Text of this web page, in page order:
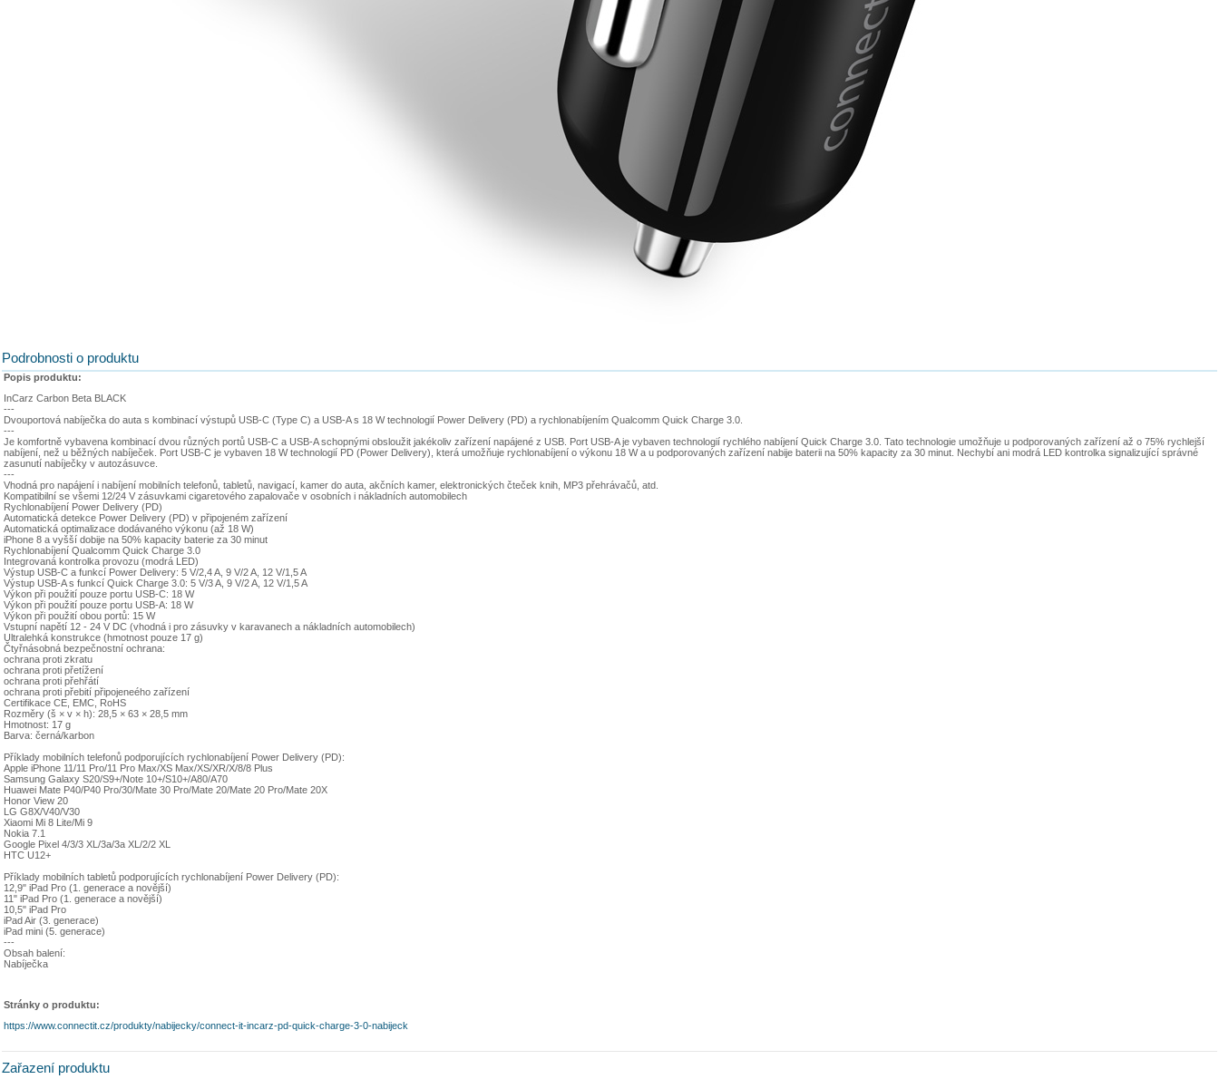
Podrobnosti o produktu
Popis produktu:
InCarz Carbon Beta BLACK
---
Dvouportová nabíječka do auta s kombinací výstupů USB-C (Type C) a USB-A s 18 W technologií Power Delivery (PD) a rychlonabíjením Qualcomm Quick Charge 3.0.
---
Je komfortně vybavena kombinací dvou různých portů USB-C a USB-A schopnými obsloužit jakékoliv zařízení napájené z USB. Port USB-A je vybaven technologií rychlého nabíjení Quick Charge 3.0. Tato technologie umožňuje u podporovaných zařízení až o 75% rychlejší
nabíjení, než u běžných nabíječek. Port USB-C je vybaven 18 W technologií PD (Power Delivery), která umožňuje rychlonabíjení o výkonu 18 W a u podporovaných zařízení nabije baterii na 50% kapacity za 30 minut. Nechybí ani modrá LED kontrolka signalizující správné
zasunutí nabíječky v autozásuvce.
---
Vhodná pro napájení i nabíjení mobilních telefonů, tabletů, navigací, kamer do auta, akčních kamer, elektronických čteček knih, MP3 přehrávačů, atd.
Kompatibilní se všemi 12/24 V zásuvkami cigaretového zapalovače v osobních i nákladních automobilech
Rychlonabíjení Power Delivery (PD)
Automatická detekce Power Delivery (PD) v připojeném zařízení
Automatická optimalizace dodávaného výkonu (až 18 W)
iPhone 8 a vyšší dobije na 50% kapacity baterie za 30 minut
Rychlonabíjení Qualcomm Quick Charge 3.0
Integrovaná kontrolka provozu (modrá LED)
Výstup USB-C a funkcí Power Delivery: 5 V/2,4 A, 9 V/2 A, 12 V/1,5 A
Výstup USB-A s funkcí Quick Charge 3.0: 5 V/3 A, 9 V/2 A, 12 V/1,5 A
Výkon při použití pouze portu USB-C: 18 W
Výkon při použití pouze portu USB-A: 18 W
Výkon při použití obou portů: 15 W
Vstupní napětí 12 - 24 V DC (vhodná i pro zásuvky v karavanech a nákladních automobilech)
Ultralehká konstrukce (hmotnost pouze 17 g)
Čtyřnásobná bezpečnostní ochrana:
ochrana proti zkratu
ochrana proti přetížení
ochrana proti přehřátí
ochrana proti přebití připojeneého zařízení
Certifikace CE, EMC, RoHS
Rozměry (š × v × h): 28,5 × 63 × 28,5 mm
Hmotnost: 17 g
Barva: černá/karbon
Příklady mobilních telefonů podporujících rychlonabíjení Power Delivery (PD):
Apple iPhone 11/11 Pro/11 Pro Max/XS Max/XS/XR/X/8/8 Plus
Samsung Galaxy S20/S9+/Note 10+/S10+/A80/A70
Huawei Mate P40/P40 Pro/30/Mate 30 Pro/Mate 20/Mate 20 Pro/Mate 20X
Honor View 20
LG G8X/V40/V30
Xiaomi Mi 8 Lite/Mi 9
Nokia 7.1
Google Pixel 4/3/3 XL/3a/3a XL/2/2 XL
HTC U12+
Příklady mobilních tabletů podporujících rychlonabíjení Power Delivery (PD):
12,9" iPad Pro (1. generace a novější)
11" iPad Pro (1. generace a novější)
10,5" iPad Pro
iPad Air (3. generace)
iPad mini (5. generace)
---
Obsah balení:
Nabíječka
Stránky o produktu:
https://www.connectit.cz/produkty/nabijecky/connect-it-incarz-pd-quick-charge-3-0-nabijeck
Zařazení produktu